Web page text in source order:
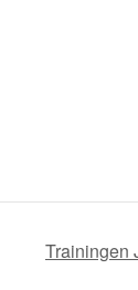
Trainingen